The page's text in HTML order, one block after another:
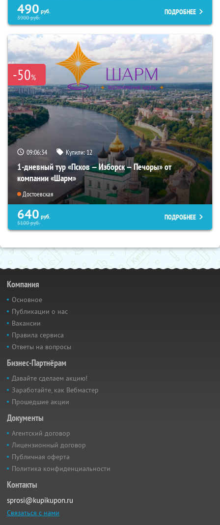
490 руб.
3900руб.
ПОДРОБНЕЕ
-50%
09:06:33 Купили:12
1-дневный тур «Псков — Изборск — Печоры» от
компании «Шарм»
Достоевская
640 руб.
5100руб.
ПОДРОБНЕЕ
Компания
Основное
Публикации о нас
Вакансии
Правила сервиса
Ответы на вопросы
Бизнес-Партнёрам
Давайте сделаем акцию!
Заработайте, как Вебмастер
Прошедшие акции
Документы
Агентский договор
Лицензионный договор
Публичная оферта
Политика конфиденциальности
Контакты
sprosi@kupikupon.ru
Связаться с нами